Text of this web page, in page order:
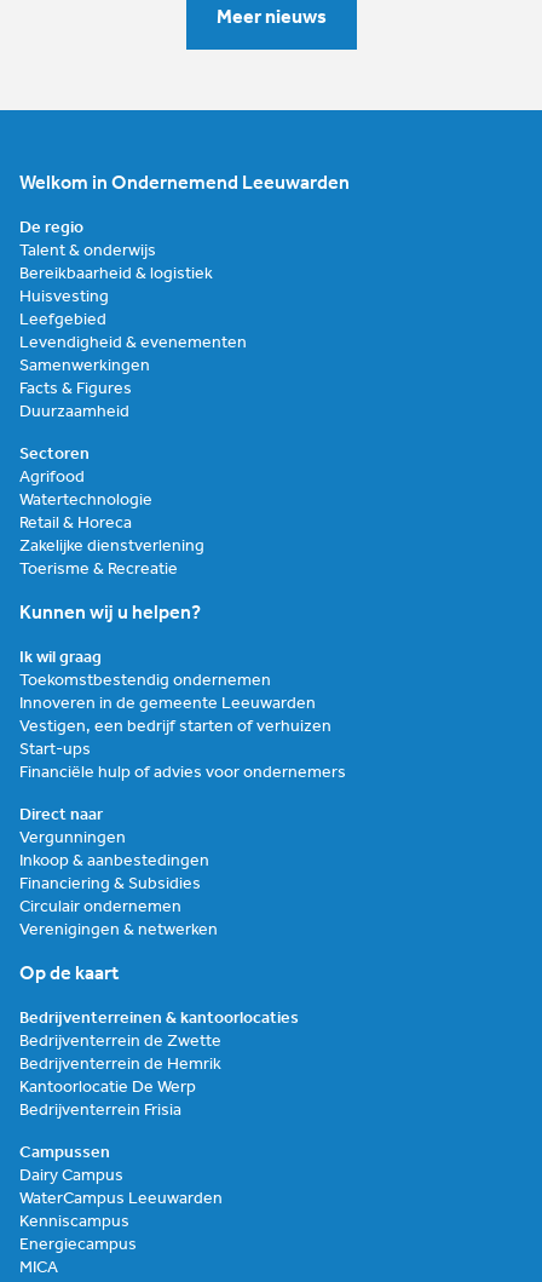
Meer nieuws
Welkom in Ondernemend Leeuwarden
De regio
Talent & onderwijs
Bereikbaarheid & logistiek
Huisvesting
Leefgebied
Levendigheid & evenementen
Samenwerkingen
Facts & Figures
Duurzaamheid
Sectoren
Agrifood
Watertechnologie
Retail & Horeca
Zakelijke dienstverlening
Toerisme & Recreatie
Kunnen wij u helpen?
Ik wil graag
Toekomstbestendig ondernemen
Innoveren in de gemeente Leeuwarden
Vestigen, een bedrijf starten of verhuizen
Start-ups
Financiële hulp of advies voor ondernemers
Direct naar
Vergunningen
Inkoop & aanbestedingen
Financiering & Subsidies
Circulair ondernemen
Verenigingen & netwerken
Op de kaart
Bedrijventerreinen & kantoorlocaties
Bedrijventerrein de Zwette
Bedrijventerrein de Hemrik
Kantoorlocatie De Werp
Bedrijventerrein Frisia
Campussen
Dairy Campus
WaterCampus Leeuwarden
Kenniscampus
Energiecampus
MICA